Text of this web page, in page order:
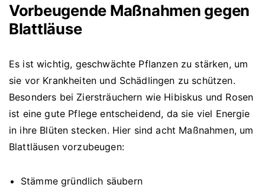
Vorbeugende Maßnahmen gegen
Blattläuse
Es ist wichtig, geschwächte Pflanzen zu stärken, um
sie vor Krankheiten und Schädlingen zu schützen.
Besonders bei Ziersträuchern wie Hibiskus und Rosen
ist eine gute Pflege entscheidend, da sie viel Energie
in ihre Blüten stecken. Hier sind acht Maßnahmen, um
Blattläusen vorzubeugen:
Stämme gründlich säubern